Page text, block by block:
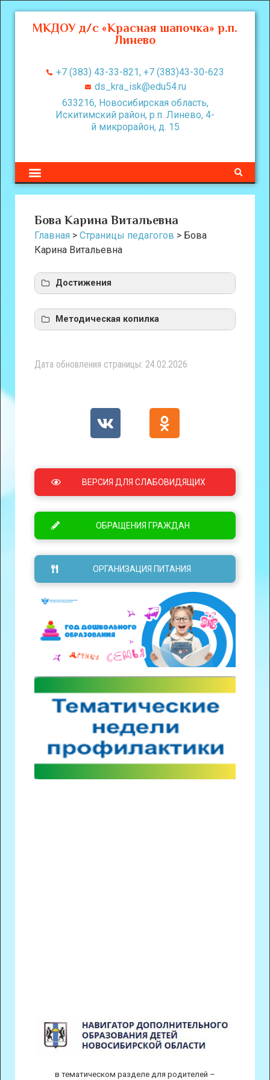
МКДОУ д/с «Красная шапочка» р.п.
Линево
+7 (383) 43-33-821, +7 (383)43-30-623
ds_kra_isk@edu54.ru
633216, Новосибирская область,
Искитимский район, р.п. Линево, 4-
й микрорайон, д. 15
Бова Карина Витальевна
Главная > Страницы педагогов > Бова
Карина Витальевна
Достижения
Методическая копилка
2025
Дата обновления страницы: 24.02.2026
ВЕРСИЯ ДЛЯ СЛАБОВИДЯЩИХ
ОБРАЩЕНИЯ ГРАЖДАН
ОРГАНИЗАЦИЯ ПИТАНИЯ
в тематическом разделе для родителей –